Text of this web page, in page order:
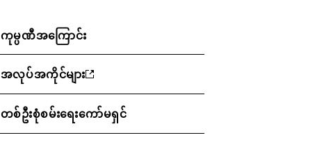
ကုမ္ပဏီအကြောင်း
အလုပ်အကိုင်များ
တစ်ဦးစုံစမ်းရေးကော်မရှင်